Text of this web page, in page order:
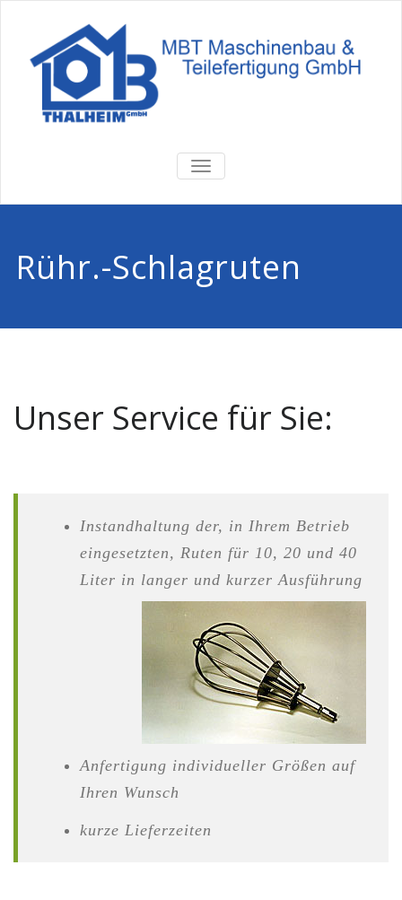
TOGGLE
NAVIGATION
Rühr.-Schlagruten
Unser Service für Sie:
Instandhaltung der, in Ihrem Betrieb
eingesetzten, Ruten für 10, 20 und 40
Liter in langer und kurzer Ausführung
Anfertigung individueller Größen auf
Ihren Wunsch
kurze Lieferzeiten